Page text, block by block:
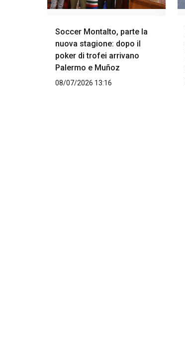
Soccer Montalto, parte la
nuova stagione: dopo il
poker di trofei arrivano
Palermo e Muñoz
08/07/2026 13:16